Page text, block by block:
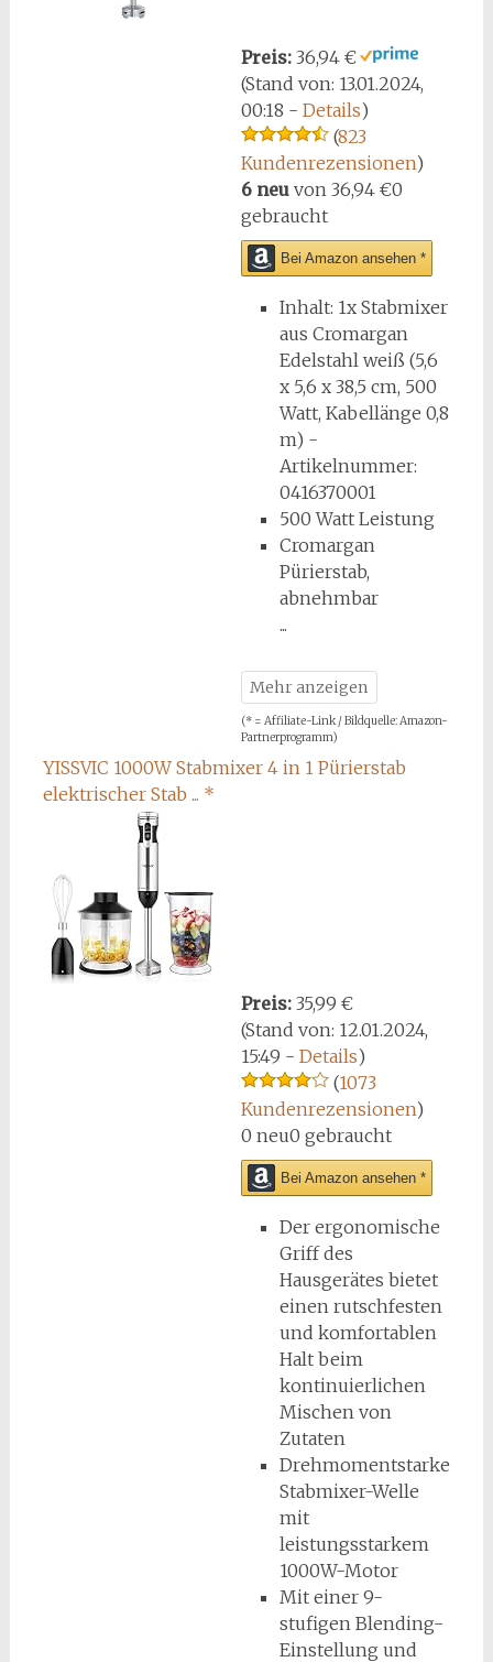
Preis: 36,94 €
(Stand von: 13.01.2024,
00:18 - Details)
(823
Kundenrezensionen)
6 neuvon 36,94 €0
gebraucht
Bei Amazon ansehen *
Inhalt: 1x Stabmixer
aus Cromargan
Edelstahl weiß (5,6
x 5,6 x 38,5 cm, 500
Watt, Kabellänge 0,8
m) -
Artikelnummer:
0416370001
500 Watt Leistung
Cromargan
Pürierstab,
abnehmbar
(* = Affiliate-Link / Bildquelle: Amazon-
Partnerprogramm)
YISSVIC 1000W Stabmixer 4 in 1 Pürierstab
elektrischer Stab ... *
Preis: 35,99 €
(Stand von: 12.01.2024,
15:49 - Details)
(1073
Kundenrezensionen)
0 neu0 gebraucht
Bei Amazon ansehen *
Der ergonomische
Griff des
Hausgerätes bietet
einen rutschfesten
und komfortablen
Halt beim
kontinuierlichen
Mischen von
Zutaten
Drehmomentstarke
Stabmixer-Welle
mit
leistungsstarkem
1000W-Motor
Mit einer 9-
stufigen Blending-
Einstellung und